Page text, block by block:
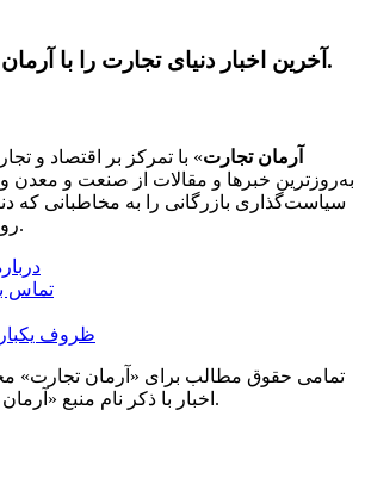
آخرین اخبار دنیای تجارت را با آرمان تجارت دنبال کنید.
آرمان تجارت» با تمرکز بر اقتصاد و
به‌روزترین خبرها و مقالات از صنعت و معدن و
سیاست‌گذاری بازرگانی را به مخاطبانی که
روز هستند قرار می‌دهد.
تماس
ظروف
تمامی حقوق مطالب برای «آرمان تجارت»
اخبار با ذکر نام منبع «آرمان تجارت» بلامانع است.